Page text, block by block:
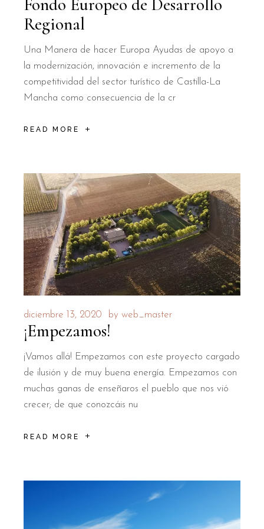
Fondo Europeo de Desarrollo
Regional
Una Manera de hacer Europa Ayudas de apoyo a
la modernización, innovación e incremento de la
competitividad del sector turístico de Castilla-La
Mancha como consecuencia de la cr
READ MORE
diciembre 13, 2020 by web_master
¡Empezamos!
¡Vamos allá! Empezamos con este proyecto cargado
de ilusión y de muy buena energía. Empezamos con
muchas ganas de enseñaros el pueblo que nos vió
crecer; de que conozcáis nu
READ MORE